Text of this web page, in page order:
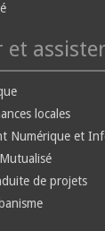
et assister
locales
Numérique et
de projets